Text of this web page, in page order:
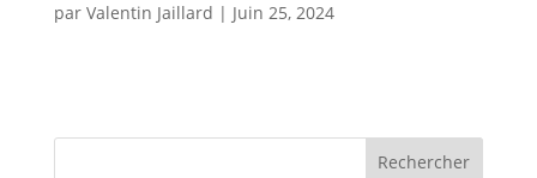
par Valentin Jaillard | Juin 25, 2024
Rechercher